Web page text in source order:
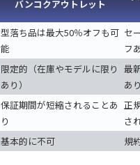
バンコクアウトレット
型落ち品は最大50％オフも可
能
セ
フ
限定的（在庫やモデルに限り
あり）
最
あり
保証期間が短縮されることあ
り
正
さ
基本的に不可 規